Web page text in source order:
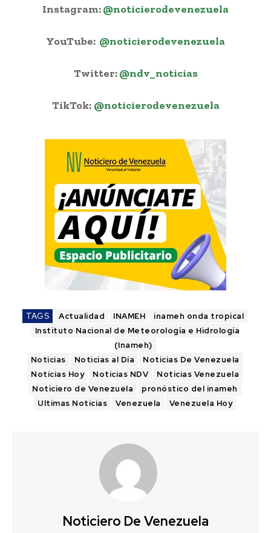
Instagram:@noticierodevenezuela
YouTube: @noticierodevenezuela
Twitter:@ndv_noticias
TikTok: @noticierodevenezuela
TAGS Actualidad INAMEH
inameh onda tropical
Instituto Nacional de Meteorología e Hidrología
(Inameh)
Noticias
Noticias al Día
Noticias De Venezuela
Noticias Hoy
Noticias NDV
Noticias Venezuela
Noticiero de Venezuela
pronóstico del inameh
Ultimas Noticias
Venezuela Venezuela Hoy
Noticiero De Venezuela